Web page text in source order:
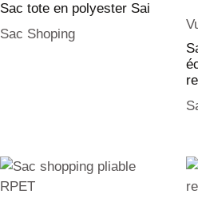
Sac tote en polyester Sai
Sac Shoping